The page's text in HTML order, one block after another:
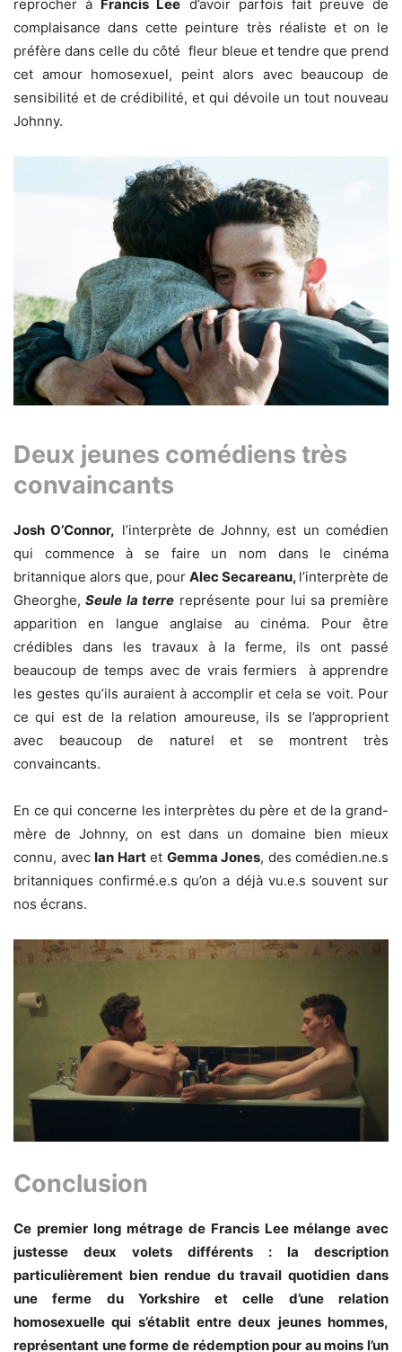
reprocher à Francis Lee d’avoir parfois fait preuve de
complaisance dans cette peinture très réaliste et on le
préfère dans celle du côté fleur bleue et tendre que prend
cet amour homosexuel, peint alors avec beaucoup de
sensibilité et de crédibilité, et qui dévoile un tout nouveau
Johnny.
Deux jeunes comédiens très
convaincants
Josh O’Connor, l’interprète de Johnny, est un comédien
qui commence à se faire un nom dans le cinéma
britannique alors que, pour Alec Secareanu, l’interprète de
Gheorghe, Seule la terre représente pour lui sa première
apparition en langue anglaise au cinéma. Pour être
crédibles dans les travaux à la ferme, ils ont passé
beaucoup de temps avec de vrais fermiers à apprendre
les gestes qu’ils auraient à accomplir et cela se voit. Pour
ce qui est de la relation amoureuse, ils se l’approprient
avec beaucoup de naturel et se montrent très
convaincants.
En ce qui concerne les interprètes du père et de la grand-
mère de Johnny, on est dans un domaine bien mieux
connu, avec Ian Hartet Gemma Jones, des comédien.ne.s
britanniques confirmé.e.s qu’on a déjà vu.e.s souvent sur
nos écrans.
Conclusion
Ce premier long métrage de Francis Lee mélange avec
justesse deux volets différents : la description
particulièrement bien renduedu travail quotidien dans
une ferme du Yorkshire et celle d’une relation
homosexuelle qui s’établit entre deux jeunes hommes,
représentant une forme de rédemption pour au moins l’un